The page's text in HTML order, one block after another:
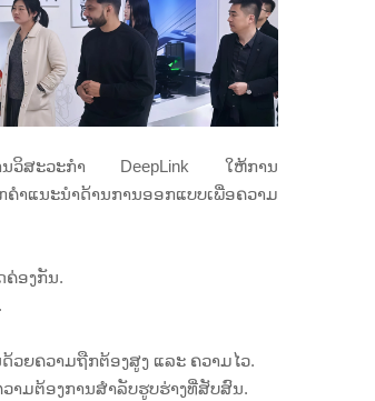
ງານວິສະວະກຳ DeepLink ໃຫ້ການ
ຳແນະນຳດ້ານການອອກແບບເພື່ອຄວາມ
ອງກັນ.
ວຍຄວາມຖືກຕ້ອງສູງ ແລະ ຄວາມໄວ.
າມຕ້ອງການສຳລັບຮູບຮ່າງທີ່ສັບສົນ.